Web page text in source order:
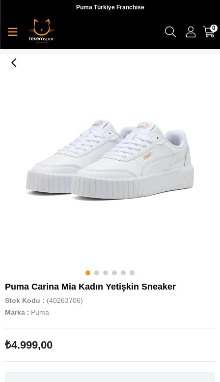
Puma Türkiye Franchise
0
Puma Carina Mia Kadın Yetişkin Sneaker
Stok Kodu
(40263706)
Marka : Puma
₺4.999,00